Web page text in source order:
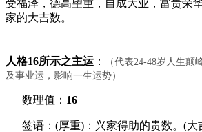
受福泽，德高望重，自成大业，富贵荣
家的大吉数。
人格16所示之主运 ：
（代表24-48岁人生
及事业运，影响一生运势）
数理值： 16
签语：(厚重)：兴家得助的贵数。(大